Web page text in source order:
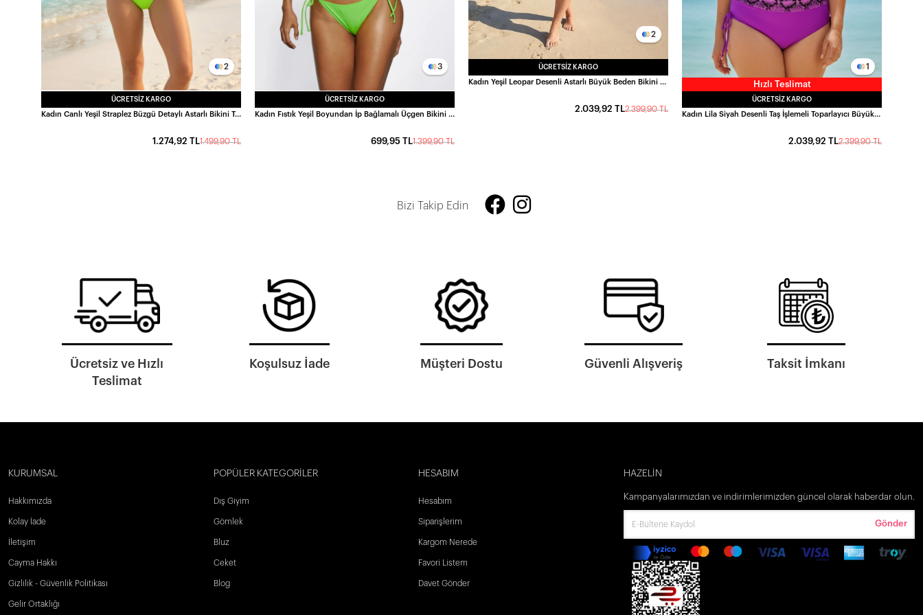
2
ÜCRETSIZ KARGO
Kadın Canlı Yeşil Straplez Büzgü Detaylı Astarlı Bikini Takımı HZL26S-LC5004
1.499,90 TL
1.274,92 TL
3
ÜCRETSIZ KARGO
Kadın Fıstık Yeşil Boyundan İp Bağlamalı Üçgen Bikini Takımı HZL25S-LC5005
1.399,90 TL
699,95 TL
2
ÜCRETSIZ KARGO
Kadın Yeşil Leopar Desenli Astarlı Büyük Beden Bikini Takımı HZL25S-LC25006
2.399,90 TL
2.039,92 TL
Hızlı Teslimat
1
ÜCRETSIZ KARGO
Kadın Lila Siyah Desenli Taş İşlemeli Toparlayıcı Büyük Beden Bikini Takım HZL25S-LC3333
2.399,90 TL
2.039,92 TL
Bizi Takip Edin
Ücretsiz ve Hızlı
Teslimat
Koşulsuz İade Müşteri Dostu Güvenli Alışveriş Taksit İmkanı
KURUMSAL
Hakkımızda
Kolay İade
İletişim
Cayma Hakkı
Gizlilik - Güvenlik Politikası
Gelir Ortaklığı
POPÜLER KATEGORİLER
Dış Giyim
Gömlek
Bluz
Ceket
Blog
HESABIM
Hesabım
Siparişlerim
Kargom Nerede
Favori Listem
Davet Gönder
HAZELİN
Kampanyalarımızdan ve indirimlerimizden güncel olarak haberdar olun.
Gönder